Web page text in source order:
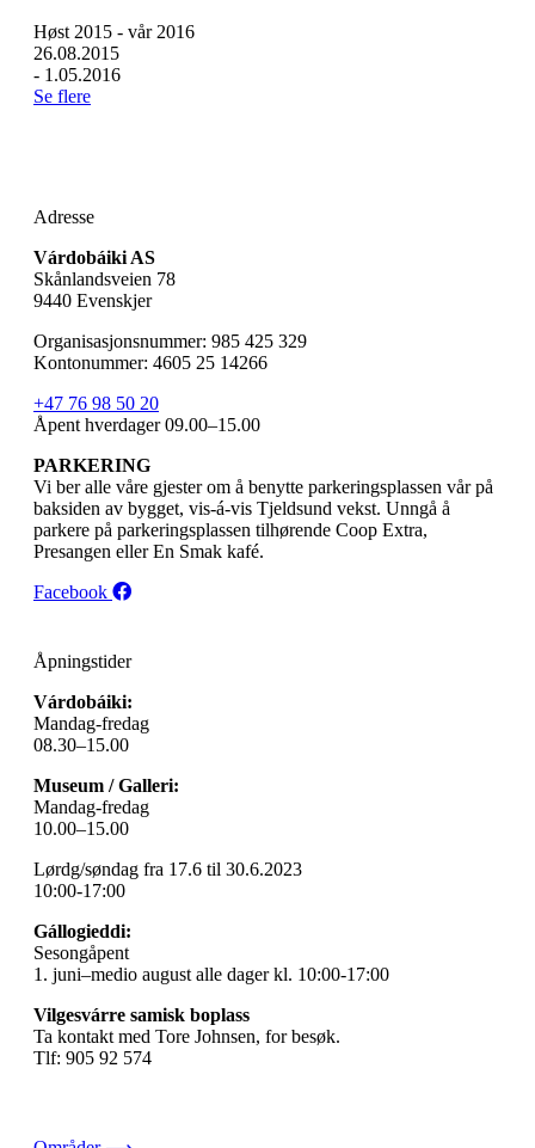
Høst 2015 - vår 2016
26.08.2015
- 1.05.2016
Se flere
Adresse
Várdobáiki AS
Skånlandsveien 78
9440 Evenskjer
Organisasjonsnummer: 985 425 329
Kontonummer: 4605 25 14266
+47 76 98 50 20
Åpent hverdager 09.00–15.00
PARKERING
Vi ber alle våre gjester om å benytte parkeringsplassen vår på
baksiden av bygget, vis-á-vis Tjeldsund vekst. Unngå å
parkere på parkeringsplassen tilhørende Coop Extra,
Presangen eller En Smak kafé.
Facebook
Åpningstider
Várdobáiki:
Mandag-fredag
08.30–15.00
Museum / Galleri:
Mandag-fredag
10.00–15.00
Lørdg/søndag fra 17.6 til 30.6.2023
10:00-17:00
Gállogieddi:
Sesongåpent
1. juni–medio august alle dager kl. 10:00-17:00
Vilgesvárre samisk boplass
Ta kontakt med Tore Johnsen, for besøk.
Tlf: 905 92 574